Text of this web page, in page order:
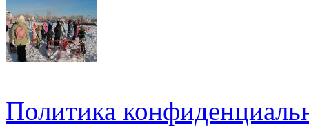
Политика